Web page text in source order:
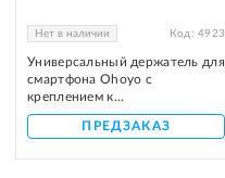
Нет в наличии Код: 4923
Универсальный держатель для
смартфона Ohoyo с
креплением к...
ПРЕДЗАКАЗ